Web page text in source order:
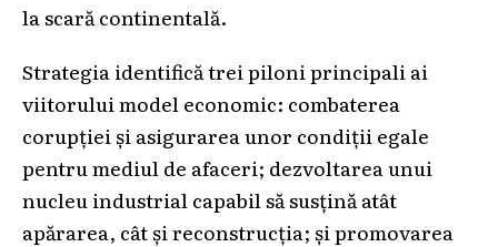
la scară continentală.
Strategia identifică trei piloni principali ai
viitorului model economic: combaterea
corupției și asigurarea unor condiții egale
pentru mediul de afaceri; dezvoltarea unui
nucleu industrial capabil să susțină atât
apărarea, cât și reconstrucția; și promovarea